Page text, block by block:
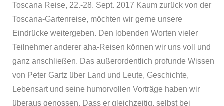
Toscana Reise, 22.-28. Sept. 2017 Kaum zurück von der
Toscana-Gartenreise, möchten wir gerne unsere
Eindrücke weitergeben. Den lobenden Worten vieler
Teilnehmer anderer aha-Reisen können wir uns voll und
ganz anschließen. Das außerordentlich profunde Wissen
von Peter Gartz über Land und Leute, Geschichte,
Lebensart und seine humorvollen Vorträge haben wir
überaus genossen. Dass er gleichzeitig, selbst bei